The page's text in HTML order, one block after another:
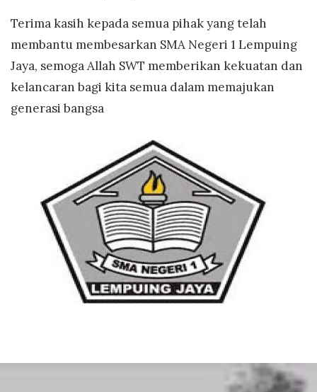
Terima kasih kepada semua pihak yang telah
membantu membesarkan SMA Negeri 1 Lempuing
Jaya, semoga Allah SWT memberikan kekuatan dan
kelancaran bagi kita semua dalam memajukan
generasi bangsa